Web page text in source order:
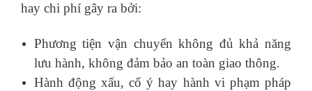
hay chi phí gây ra bởi:
Phương tiện vận chuyển không đủ khả năng
lưu hành, không đảm bảo an toàn giao thông.
Hành động xấu, cố ý hay hành vi phạm pháp